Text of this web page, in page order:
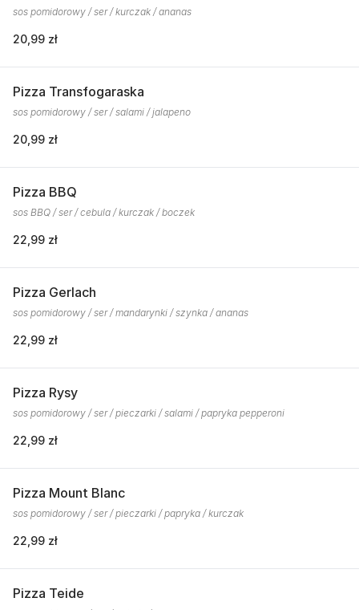
sos pomidorowy / ser / kurczak / ananas
20,99 zł
Pizza Transfogaraska
sos pomidorowy / ser / salami / jalapeno
20,99 zł
Pizza BBQ
sos BBQ / ser / cebula / kurczak / boczek
22,99 zł
Pizza Gerlach
sos pomidorowy / ser / mandarynki / szynka / ananas
22,99 zł
Pizza Rysy
sos pomidorowy / ser / pieczarki / salami / papryka pepperoni
22,99 zł
Pizza Mount Blanc
sos pomidorowy / ser / pieczarki / papryka / kurczak
22,99 zł
Pizza Teide